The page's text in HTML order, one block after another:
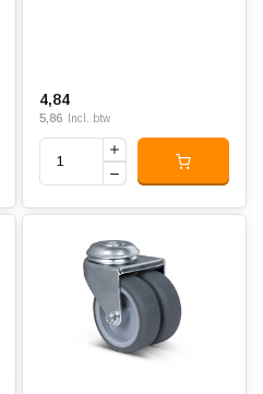
4,84
5,86 Incl. btw